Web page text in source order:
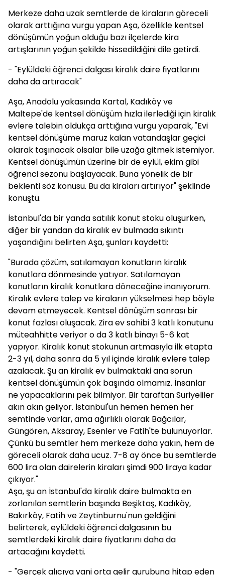
Merkeze daha uzak semtlerde de kiraların göreceli
olarak arttığına vurgu yapan Aşa, özellikle kentsel
dönüşümün yoğun olduğu bazı ilçelerde kira
artışlarının yoğun şekilde hissedildiğini dile getirdi.
- "Eylüldeki öğrenci dalgası kiralık daire fiyatlarını
daha da artıracak"
Aşa, Anadolu yakasında Kartal, Kadıköy ve
Maltepe'de kentsel dönüşüm hızla ilerlediği için kiralık
evlere talebin oldukça arttığına vurgu yaparak, "Evi
kentsel dönüşüme maruz kalan vatandaşlar geçici
olarak taşınacak olsalar bile uzağa gitmek istemiyor.
Kentsel dönüşümün üzerine bir de eylül, ekim gibi
öğrenci sezonu başlayacak. Buna yönelik de bir
beklenti söz konusu. Bu da kiraları artırıyor" şeklinde
konuştu.
İstanbul'da bir yanda satılık konut stoku oluşurken,
diğer bir yandan da kiralık ev bulmada sıkıntı
yaşandığını belirten Aşa, şunları kaydetti:
"Burada çözüm, satılamayan konutların kiralık
konutlara dönmesinde yatıyor. Satılamayan
konutların kiralık konutlara döneceğine inanıyorum.
Kiralık evlere talep ve kiraların yükselmesi hep böyle
devam etmeyecek. Kentsel dönüşüm sonrası bir
konut fazlası oluşacak. Zira ev sahibi 3 katlı konutunu
müteahhitte veriyor o da 3 katlı binayı 5-6 kat
yapıyor. Kiralık konut stokunun artmasıyla ilk etapta
2-3 yıl, daha sonra da 5 yıl içinde kiralık evlere talep
azalacak. Şu an kiralık ev bulmaktaki ana sorun
kentsel dönüşümün çok başında olmamız. İnsanlar
ne yapacaklarını pek bilmiyor. Bir taraftan Suriyeliler
akın akın geliyor. İstanbul'un hemen hemen her
semtinde varlar, ama ağırlıklı olarak Bağcılar,
Güngören, Aksaray, Esenler ve Fatih'te bulunuyorlar.
Çünkü bu semtler hem merkeze daha yakın, hem de
göreceli olarak daha ucuz. 7-8 ay önce bu semtlerde
600 lira olan dairelerin kiraları şimdi 900 liraya kadar
çıkıyor."
Aşa, şu an İstanbul'da kiralık daire bulmakta en
zorlanılan semtlerin başında Beşiktaş, Kadıköy,
Bakırköy, Fatih ve Zeytinburnu'nun geldiğini
belirterek, eylüldeki öğrenci dalgasının bu
semtlerdeki kiralık daire fiyatlarını daha da
artacağını kaydetti.
- "Gerçek alıcıya yani orta gelir gurubuna hitap eden